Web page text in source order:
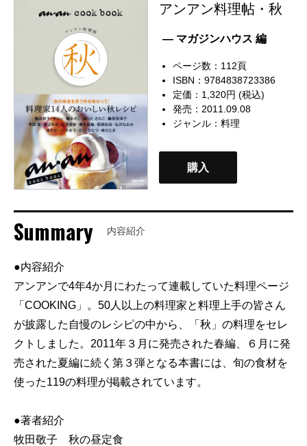
アンアン料理帖・秋
— マガジンハウス 編
ページ数：112頁
ISBN：9784838723386
定価：1,320円 (税込)
発売：2011.09.08
ジャンル：料理
購入
Summary 内容紹介
●内容紹介
アンアンで4年4か月にわたって連載していた料理ページ
「COOKING」。50人以上の料理家と料理上手の皆さん
が披露した自慢のレシピの中から、「秋」の料理をセレ
クトしました。2011年３月に発売された春編、６月に発
売された夏編に続く第３弾となる本書には、旬の食材を
使った119の料理が掲載されています。
●著者紹介
牧田敬子 秋の昼定食